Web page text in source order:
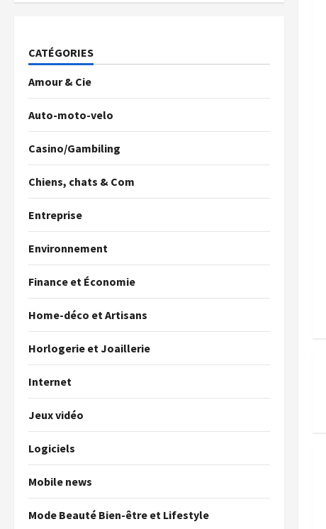
CATÉGORIES
Amour & Cie
Auto-moto-velo
Casino/Gambiling
Chiens, chats & Com
Entreprise
Environnement
Finance et Économie
Home-déco et Artisans
Horlogerie et Joaillerie
Internet
Jeux vidéo
Logiciels
Mobile news
Mode Beauté Bien-être et Lifestyle